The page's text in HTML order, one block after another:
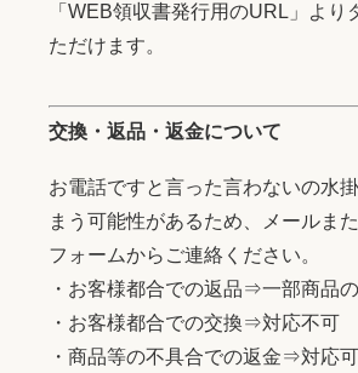
「WEB領収書発行用のURL」より
ただけます。
交換・返品・返金について
お電話ですと言った言わないの水
まう可能性があるため、メールま
フォームからご連絡ください。
・お客様都合での返品⇒一部商品
・お客様都合での交換⇒対応不可
・商品等の不具合での返金⇒対応